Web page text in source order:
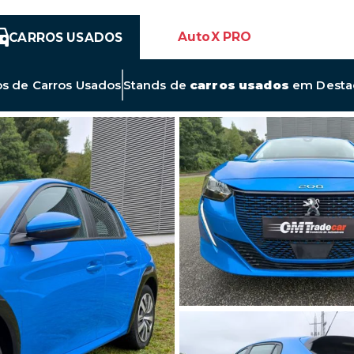
CARROS USADOS AutoX PRO
de Carros UsadosLink
para
Novos
Anúncios
de
Carros
Usados
Stands de carros usados em